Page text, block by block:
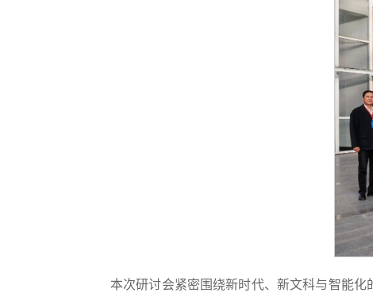
本次研讨会紧密围绕新时代、新文科与智能